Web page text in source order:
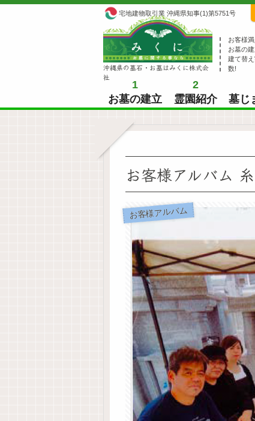
宅地建物取引業 沖縄県知事(1)第5751号
沖縄県の墓石・お墓はみくに株式会
社
お客様
お墓の
建て替
数!
1
お墓の建立
2
霊園紹介
墓じ
お客様アルバム
お客様アルバム